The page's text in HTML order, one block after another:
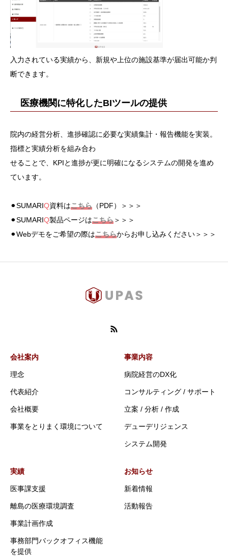
入力されている実績から、新規や上位の施設基準が届出可能か判
断できます。
医療機関に特化したBIツールの提供
院内の経営分析、進捗確認に必要な実績集計・報告機能を実装。
指標と実績分析を組み合わ
せることで、KPIと進捗が更に明確になるシステムの開発を進め
ています。
⚫︎SUMARIQ資料はこちら （PDF）＞＞＞
⚫︎SUMARIQ製品ページはこちら＞＞＞
⚫︎Webデモをご希望の際はこちらからお申し込みください＞＞＞
会社案内
理念
代表紹介
会社概要
事業をとりまく環境について
事業内容
病院経営のDX化
コンサルティング / サポート
立案 / 分析 / 作成
デューデリジェンス
システム開発
実績
医事課支援
離島の医療環境調査
事業計画作成
事務部門バックオフィス機能
を提供
お知らせ
新着情報
活動報告